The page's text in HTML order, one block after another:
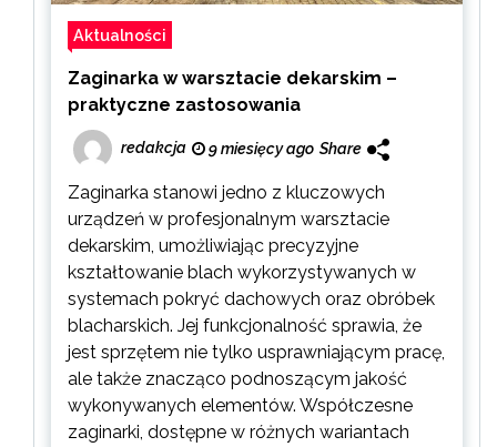
Aktualności
Zaginarka w warsztacie dekarskim –
praktyczne zastosowania
redakcja 9 miesięcy ago Share
Zaginarka stanowi jedno z kluczowych
urządzeń w profesjonalnym warsztacie
dekarskim, umożliwiając precyzyjne
kształtowanie blach wykorzystywanych w
systemach pokryć dachowych oraz obróbek
blacharskich. Jej funkcjonalność sprawia, że
jest sprzętem nie tylko usprawniającym pracę,
ale także znacząco podnoszącym jakość
wykonywanych elementów. Współczesne
zaginarki, dostępne w różnych wariantach